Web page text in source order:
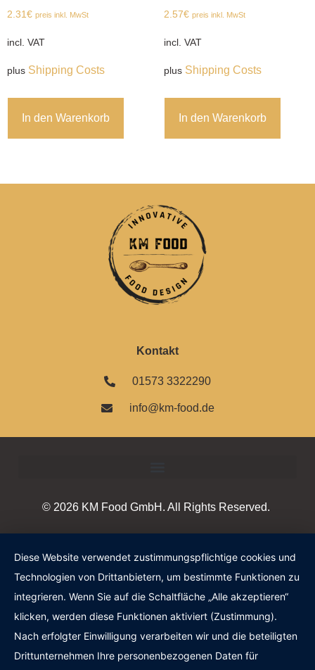
2.31€ preis inkl. MwSt
incl. VAT
plus Shipping Costs
In den Warenkorb
2.57€ preis inkl. MwSt
incl. VAT
plus Shipping Costs
In den Warenkorb
Kontakt
01573 3322290
info@km-food.de
© 2026 KM Food GmbH. All Rights Reserved.
Diese Website verwendet zustimmungspflichtige cookies und
Technologien von Drittanbietern, um bestimmte Funktionen zu
integrieren. Wenn Sie auf die Schaltfläche „Alle akzeptieren“
klicken, werden diese Funktionen aktiviert (Zustimmung).
Nach erfolgter Einwilligung verarbeiten wir und die beteiligten
Drittunternehmen Ihre personenbezogenen Daten für